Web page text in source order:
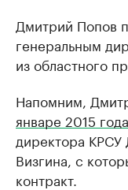
Дмитрий Попов
генеральным
из областного
Напомним,
январе 2015 года
директора
Визгина, с
контракт.